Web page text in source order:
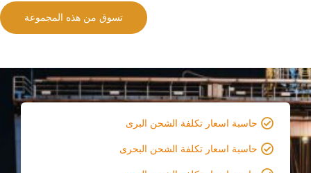
تسوق من هذه المجموعة
حاسبة اسعار تكلفة الشحن البرى
حاسبة اسعار تكلفة الشحن البحرى